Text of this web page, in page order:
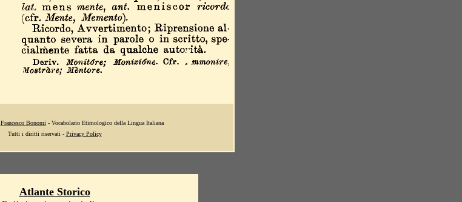
Francesco Bonomi - Vocabolario Etimologico della Lingua Italiana
Tutti i diritti riservati - Privacy Policy
Atlante Storico